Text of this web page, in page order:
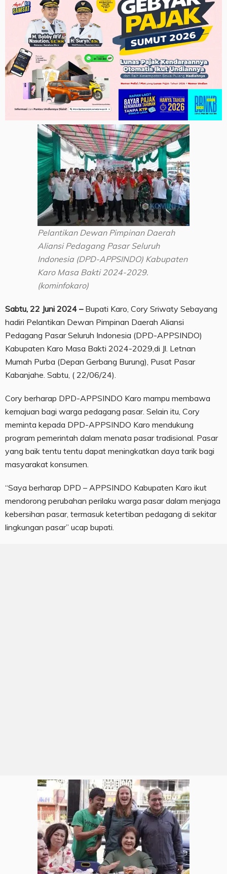
Pelantikan Dewan Pimpinan Daerah
Aliansi Pedagang Pasar Seluruh
Indonesia (DPD-APPSINDO) Kabupaten
Karo Masa Bakti 2024-2029.
(kominfokaro)
Sabtu, 22 Juni 2024 –Bupati Karo, Cory Sriwaty Sebayang
hadiri Pelantikan Dewan Pimpinan Daerah Aliansi
Pedagang Pasar Seluruh Indonesia (DPD-APPSINDO)
Kabupaten Karo Masa Bakti 2024-2029,di Jl. Letnan
Mumah Purba (Depan Gerbang Burung), Pusat Pasar
Kabanjahe. Sabtu, ( 22/06/24).
Cory berharap DPD-APPSINDO Karo mampu membawa
kemajuan bagi warga pedagang pasar. Selain itu, Cory
meminta kepada DPD-APPSINDO Karo mendukung
program pemerintah dalam menata pasar tradisional. Pasar
yang baik tentu tentu dapat meningkatkan daya tarik bagi
masyarakat konsumen.
“Saya berharap DPD – APPSINDO Kabupaten Karo ikut
mendorong perubahan perilaku warga pasar dalam menjaga
kebersihan pasar, termasuk ketertiban pedagang di sekitar
lingkungan pasar” ucap bupati.